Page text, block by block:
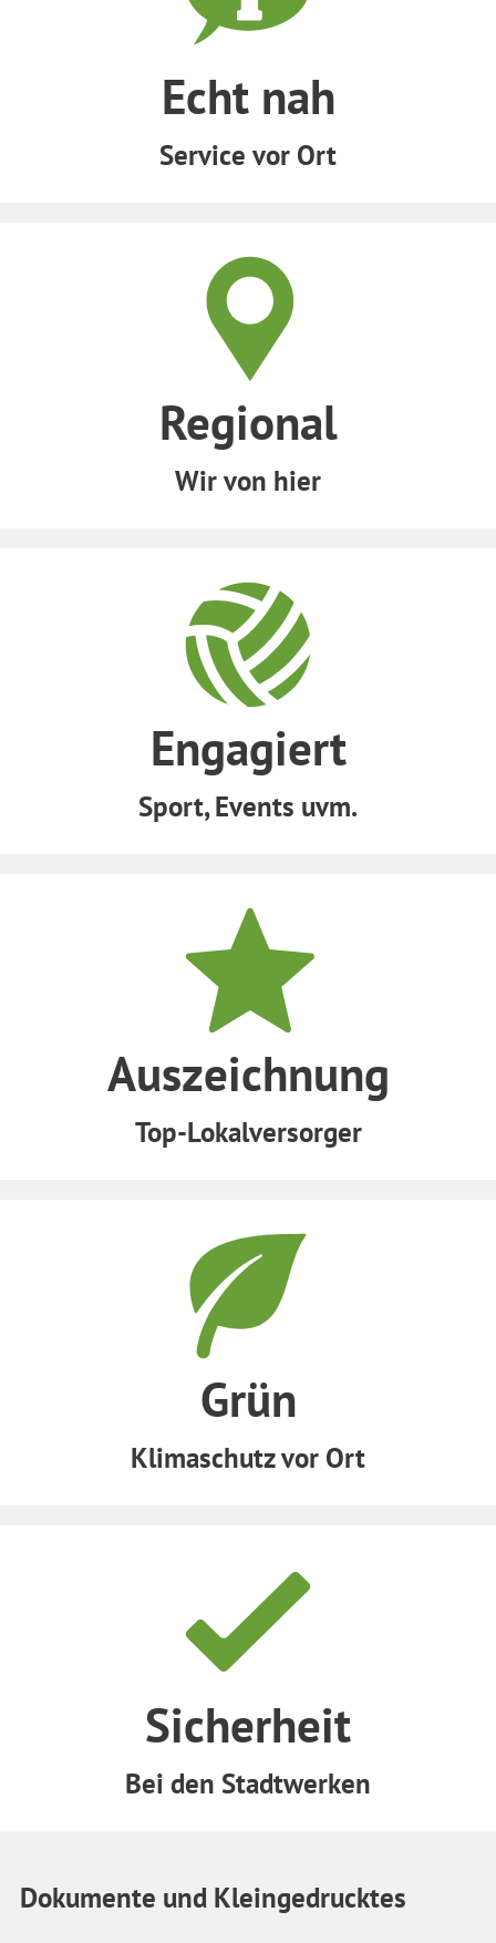
Echt nah
Service vor Ort
Regional
Wir von hier
Engagiert
Sport, Events uvm.
Auszeichnung
Top-Lokalversorger
Grün
Klimaschutz vor Ort
Sicherheit
Bei den Stadtwerken
Dokumente und Kleingedrucktes